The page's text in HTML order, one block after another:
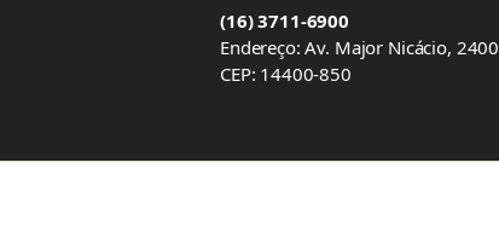
(16) 3711-6900
Endereço: Av. Major Nicácio, 2400
CEP: 14400-850